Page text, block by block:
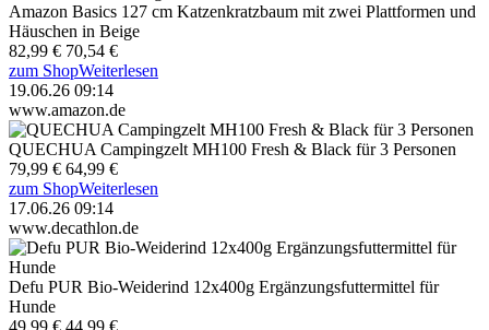
Amazon Basics 127 cm Katzenkratzbaum mit zwei Plattformen und
Häuschen in Beige
82,99 € 70,54 €
zum ShopWeiterlesen
19.06.26 09:14
www.amazon.de
QUECHUA Campingzelt MH100 Fresh & Black für 3 Personen
79,99 € 64,99 €
zum ShopWeiterlesen
17.06.26 09:14
www.decathlon.de
Defu PUR Bio-Weiderind 12x400g Ergänzungsfuttermittel für
Hunde
49,99 € 44,99 €